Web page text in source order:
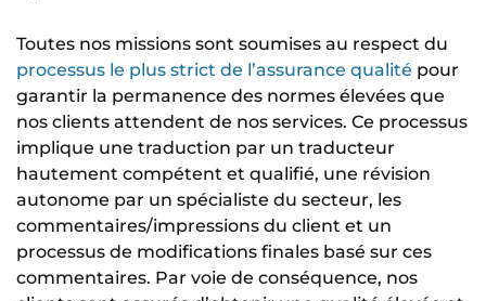
Toutes nos missions sont soumises au respect du
processus le plus strict de l’assurance qualité pour
garantir la permanence des normes élevées que
nos clients attendent de nos services. Ce processus
implique une traduction par un traducteur
hautement compétent et qualifié, une révision
autonome par un spécialiste du secteur, les
commentaires/impressions du client et un
processus de modifications finales basé sur ces
commentaires. Par voie de conséquence, nos